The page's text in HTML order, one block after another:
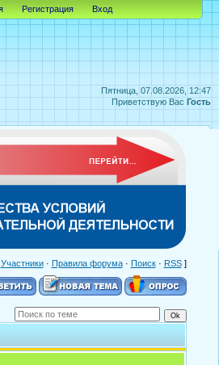
Пятница, 07.08.2026, 12:47
Приветствую Вас Гость
Регистрация Вход
Участники· Правила форума· Поиск· RSS]